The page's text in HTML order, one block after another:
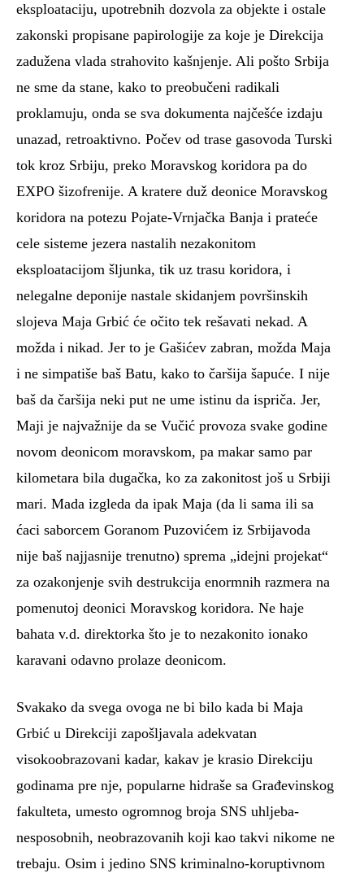
eksploataciju, upotrebnih dozvola za objekte i ostale
zakonski propisane papirologije za koje je Direkcija
zadužena vlada strahovito kašnjenje. Ali pošto Srbija
ne sme da stane, kako to preobučeni radikali
proklamuju, onda se sva dokumenta najčešće izdaju
unazad, retroaktivno. Počev od trase gasovoda Turski
tok kroz Srbiju, preko Moravskog koridora pa do
EXPO šizofrenije. A kratere duž deonice Moravskog
koridora na potezu Pojate-Vrnjačka Banja i prateće
cele sisteme jezera nastalih nezakonitom
eksploatacijom šljunka, tik uz trasu koridora, i
nelegalne deponije nastale skidanjem površinskih
slojeva Maja Grbić će očito tek rešavati nekad. A
možda i nikad. Jer to je Gašićev zabran, možda Maja
i ne simpatiše baš Batu, kako to čaršija šapuće. I nije
baš da čaršija neki put ne ume istinu da ispriča. Jer,
Maji je najvažnije da se Vučić provoza svake godine
novom deonicom moravskom, pa makar samo par
kilometara bila dugačka, ko za zakonitost još u Srbiji
mari. Mada izgleda da ipak Maja (da li sama ili sa
ćaci saborcem Goranom Puzovićem iz Srbijavoda
nije baš najjasnije trenutno) sprema „idejni projekat“
za ozakonjenje svih destrukcija enormnih razmera na
pomenutoj deonici Moravskog koridora. Ne haje
bahata v.d. direktorka što je to nezakonito ionako
karavani odavno prolaze deonicom.
Svakako da svega ovoga ne bi bilo kada bi Maja
Grbić u Direkciji zapošljavala adekvatan
visokoobrazovani kadar, kakav je krasio Direkciju
godinama pre nje, popularne hidraše sa Građevinskog
fakulteta, umesto ogromnog broja SNS uhljeba-
nesposobnih, neobrazovanih koji kao takvi nikome ne
trebaju. Osim i jedino SNS kriminalno-koruptivnom